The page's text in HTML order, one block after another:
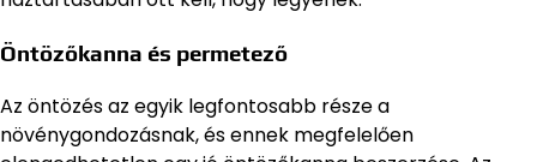
Öntözőkanna és permetező
Az öntözés az egyik legfontosabb része a
növénygondozásnak, és ennek megfelelően